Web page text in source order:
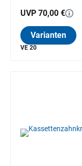
UVP 70,00 €
Varianten
VE 20